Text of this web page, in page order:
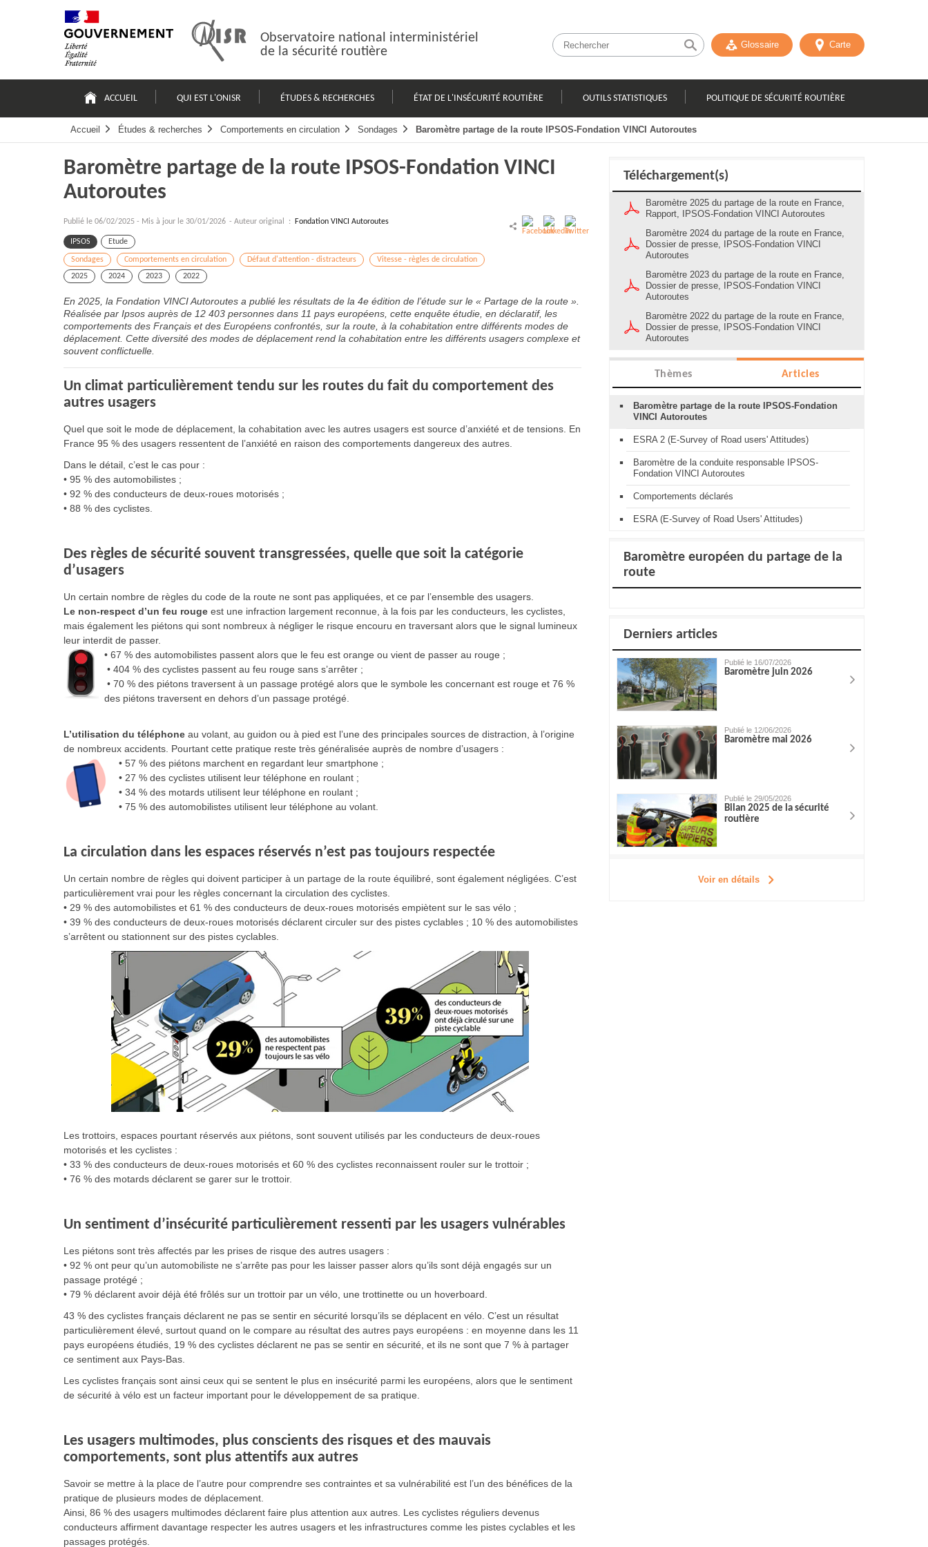
Observatoire national interministériel
de la sécurité routière
Glossaire Carte
principale
ACCUEIL QUI EST L'ONISR ÉTUDES & RECHERCHES ÉTAT DE L'INSÉCURITÉ ROUTIÈRE OUTILS STATISTIQUES POLITIQUE DE SÉCURITÉ ROUTIÈRE
Accueil Études & recherches Comportements en circulation Sondages Baromètre partage de la route IPSOS-Fondation VINCI Autoroutes
Baromètre partage de la route IPSOS-Fondation VINCI
Autoroutes
Publié le 06/02/2025 - Mis à jour le 30/01/2026 - Auteur original : Fondation VINCI Autoroutes
IPSOS Etude
Sondages Comportements en circulation Défaut d'attention - distracteurs
Vitesse - règles de circulation
2025
2024 2023 2022
En 2025, la Fondation VINCI Autoroutes a publié les résultats de la 4e édition de l’étude sur le « Partage de la route ».
Réalisée par Ipsos auprès de 12 403 personnes dans 11 pays européens, cette enquête étudie, en déclaratif, les
comportements des Français et des Européens confrontés, sur la route, à la cohabitation entre différents modes de
déplacement. Cette diversité des modes de déplacement rend la cohabitation entre les différents usagers complexe et
souvent conflictuelle.
Un climat particulièrement tendu sur les routes du fait du comportement des
autres usagers
Quel que soit le mode de déplacement, la cohabitation avec les autres usagers est source d’anxiété et de tensions. En
France 95 % des usagers ressentent de l’anxiété en raison des comportements dangereux des autres.
Dans le détail, c’est le cas pour :
• 95 % des automobilistes ;
• 92 % des conducteurs de deux-roues motorisés ;
• 88 % des cyclistes.
Des règles de sécurité souvent transgressées, quelle que soit la catégorie
d’usagers
Un certain nombre de règles du code de la route ne sont pas appliquées, et ce par l’ensemble des usagers.
Le non-respect d’un feu rouge est une infraction largement reconnue, à la fois par les conducteurs, les cyclistes,
mais également les piétons qui sont nombreux à négliger le risque encouru en traversant alors que le signal lumineux
leur interdit de passer.
• 67 % des automobilistes passent alors que le feu est orange ou vient de passer au rouge ;
• 404 % des cyclistes passent au feu rouge sans s’arrêter ;
• 70 % des piétons traversent à un passage protégé alors que le symbole les concernant est rouge et 76 %
des piétons traversent en dehors d’un passage protégé.
L’utilisation du téléphone au volant, au guidon ou à pied est l’une des principales sources de distraction, à l’origine
de nombreux accidents. Pourtant cette pratique reste très généralisée auprès de nombre d’usagers :
• 57 % des piétons marchent en regardant leur smartphone ;
• 27 % des cyclistes utilisent leur téléphone en roulant ;
• 34 % des motards utilisent leur téléphone en roulant ;
• 75 % des automobilistes utilisent leur téléphone au volant.
La circulation dans les espaces réservés n’est pas toujours respectée
Un certain nombre de règles qui doivent participer à un partage de la route équilibré, sont également négligées. C’est
particulièrement vrai pour les règles concernant la circulation des cyclistes.
• 29 % des automobilistes et 61 % des conducteurs de deux-roues motorisés empiètent sur le sas vélo ;
• 39 % des conducteurs de deux-roues motorisés déclarent circuler sur des pistes cyclables ; 10 % des automobilistes
s’arrêtent ou stationnent sur des pistes cyclables.
Les trottoirs, espaces pourtant réservés aux piétons, sont souvent utilisés par les conducteurs de deux-roues
motorisés et les cyclistes :
• 33 % des conducteurs de deux-roues motorisés et 60 % des cyclistes reconnaissent rouler sur le trottoir ;
• 76 % des motards déclarent se garer sur le trottoir.
Un sentiment d’insécurité particulièrement ressenti par les usagers vulnérables
Les piétons sont très affectés par les prises de risque des autres usagers :
• 92 % ont peur qu’un automobiliste ne s’arrête pas pour les laisser passer alors qu’ils sont déjà engagés sur un
passage protégé ;
• 79 % déclarent avoir déjà été frôlés sur un trottoir par un vélo, une trottinette ou un hoverboard.
43 % des cyclistes français déclarent ne pas se sentir en sécurité lorsqu’ils se déplacent en vélo. C’est un résultat
particulièrement élevé, surtout quand on le compare au résultat des autres pays européens : en moyenne dans les 11
pays européens étudiés, 19 % des cyclistes déclarent ne pas se sentir en sécurité, et ils ne sont que 7 % à partager
ce sentiment aux Pays-Bas.
Les cyclistes français sont ainsi ceux qui se sentent le plus en insécurité parmi les européens, alors que le sentiment
de sécurité à vélo est un facteur important pour le développement de sa pratique.
Les usagers multimodes, plus conscients des risques et des mauvais
comportements, sont plus attentifs aux autres
Savoir se mettre à la place de l’autre pour comprendre ses contraintes et sa vulnérabilité est l’un des bénéfices de la
pratique de plusieurs modes de déplacement.
Ainsi, 86 % des usagers multimodes déclarent faire plus attention aux autres. Les cyclistes réguliers devenus
conducteurs affirment davantage respecter les autres usagers et les infrastructures comme les pistes cyclables et les
passages protégés.
Téléchargement(s)
Baromètre 2025 du partage de la route en France,
Rapport, IPSOS-Fondation VINCI Autoroutes
Baromètre 2024 du partage de la route en France,
Dossier de presse, IPSOS-Fondation VINCI
Autoroutes
Baromètre 2023 du partage de la route en France,
Dossier de presse, IPSOS-Fondation VINCI
Autoroutes
Baromètre 2022 du partage de la route en France,
Dossier de presse, IPSOS-Fondation VINCI
Autoroutes
Thèmes Articles
Baromètre partage de la route IPSOS-Fondation
VINCI Autoroutes
ESRA 2 (E-Survey of Road users' Attitudes)
Baromètre de la conduite responsable IPSOS-
Fondation VINCI Autoroutes
Comportements déclarés
ESRA (E-Survey of Road Users' Attitudes)
Baromètre européen du partage de la
route
Derniers articles
Publié le 16/07/2026
Baromètre juin 2026
Publié le 12/06/2026
Baromètre mai 2026
Publié le 29/05/2026
Bilan 2025 de la sécurité
routière
Voir en détails